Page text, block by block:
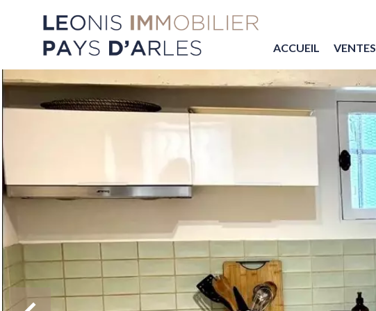
ACCUEIL VENTES